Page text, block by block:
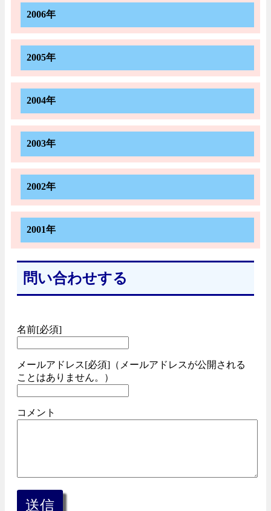
2006年
2005年
2004年
2003年
2002年
2001年
問い合わせする
名前[必須]
メールアドレス[必須]（メールアドレスが公開される
ことはありません。）
コメント